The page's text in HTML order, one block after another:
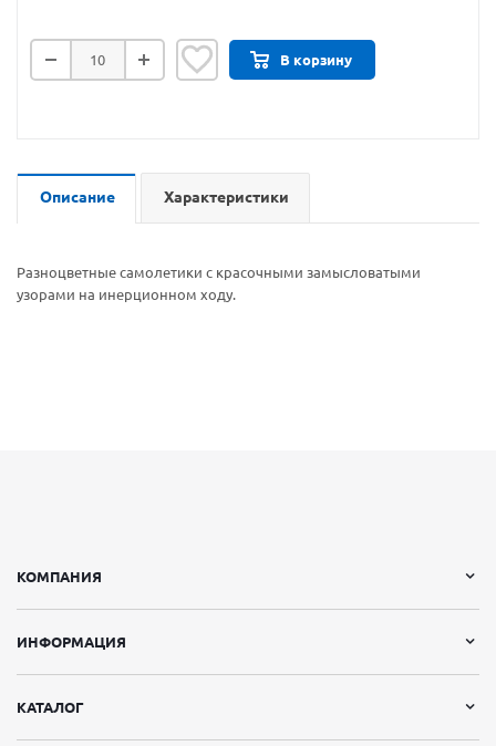
В корзину
Описание Характеристики
Разноцветные самолетики с красочными замысловатыми
узорами на инерционном ходу.
КОМПАНИЯ
ИНФОРМАЦИЯ
КАТАЛОГ